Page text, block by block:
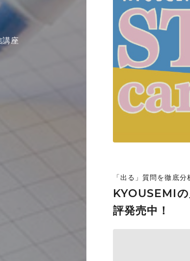
座
VIEW
「出る」質問を徹底分
KYOUSEMI
評発売中！